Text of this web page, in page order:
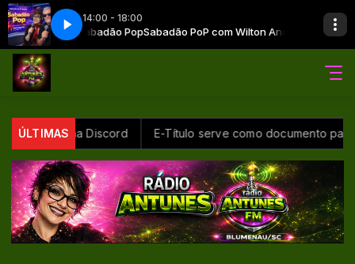
14:00 - 18:00
Antunes Sabadão PopSabadão PoP com Wilton Andrade e Consa
ÚLTIMAS
plataforma Discord E-Título serve como documento